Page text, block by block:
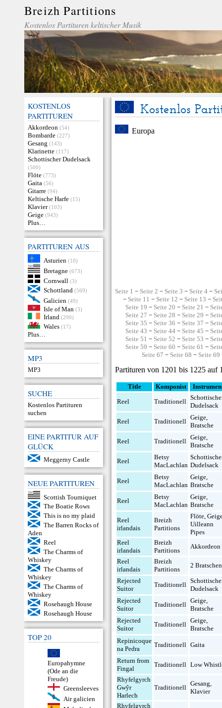
Breizh Partitions
Kostenlos Partituren keltischer Musik
KOSTENLOS
PARTITUREN
Akkordeon (54)
Bombarde (227)
Gesang (143)
Klarinette (117)
Schottischer Dudelsack
(500)
Flöte (773)
Gaita (56)
Gitarre (94)
Keltische Harfe (15)
Klavier (103)
Geige (943)
Plus…
PARTITUREN AUS
Asturien (10)
Bretagne (673)
Cornwall (3)
Schottland (569)
Galicien (49)
Isle of Man (3)
Irland (290)
Wales (17)
Plus…
MP3
MP3
SUCHE
Kostenlos Partituren
suchen
EINE PARTITUR AUF
GLÜCK
Meggerny Castle
NEUE PARTITUREN
Scottish Tourniquet
The Boatie Rows
This is no my plaid
The Barren Rocks of
Aden
Reel
The Charms of
Whiskey
The Charms of
Whiskey
The Charms of
Whiskey
Rosehaugh House
Rosehaugh House
TOP 20
Europahymne
(Ode an die
Freude)
Greensleeves
Air galicien
Kostenlos
Europa
Seite 1 − Seite 2 − Seite 3 − Seite 4 −
− Seite 11 − Seite 12 − Seite 13 −
Seite 19 − Seite 20 − Seite 21 −
Seite 27 − Seite 28 − Seite 29 −
Seite 35 − Seite 36 − Seite 37 −
Seite 43 − Seite 44− Seite 45 −
Seite 51 − Seite 52 − Seite 53 −
Seite 59 − Seite 60 − Seite 61 −
Seite 67 − Seite 68 − Seite 69
Partituren von 1201 bis 1225 auf
Title Komponist
Reel
Traditionell
Dudelsack
Reel Traditionell
Geige,
Bratsche
Reel Traditionell
Geige,
Bratsche
Reel
Betsy
MacLachlan Dudelsack
Reel
Betsy
MacLachlan
Geige,
Bratsche
Reel
Betsy
MacLachlan
Geige,
Bratsche
Reel
irlandais
Breizh
Partitions
Flöte,
Uilleann
Pipes
Reel
irlandais
Breizh
Partitions
Akkordeon
Reel
irlandais
Breizh
Partitions
2 Bratschen
Rejected
Suitor
Traditionell
Dudelsack
Rejected
Suitor
Traditionell
Geige,
Bratsche
Rejected
Suitor
Traditionell
Geige,
Bratsche
Repinicoque
na Pedra
Traditionell Gaita
Return from
Fingal
Traditionell Low
Rhyfelgyrch
Gwŷr
Harlech
Traditionell
Gesang,
Klavier
Rhyfelgyrch